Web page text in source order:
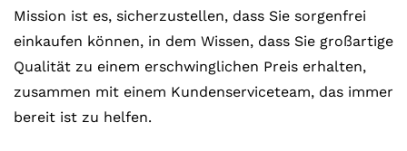
Mission ist es, sicherzustellen, dass Sie sorgenfrei
einkaufen können, in dem Wissen, dass Sie großartige
Qualität zu einem erschwinglichen Preis erhalten,
zusammen mit einem Kundenserviceteam, das immer
bereit ist zu helfen.